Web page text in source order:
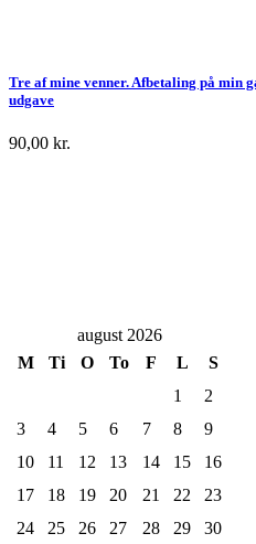
Tre af mine venner. Afbetaling på min
udgave
90,00 kr.
august 2026
M
Ti O To F L
S
1
2
3
4 5 6 7 8
9
10
11 12 13 14 15
16
17
18 19 20 21 22
23
24
25 26 27 28 29
30